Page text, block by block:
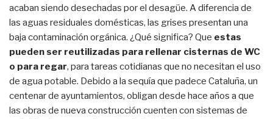
acaban siendo desechadas por el desagüe. A diferencia de
las aguas residuales domésticas, las grises presentan una
baja contaminación orgánica. ¿Qué significa? Que estas
pueden ser reutilizadas para rellenar cisternas de WC
o para regar, para tareas cotidianas que no necesitan el uso
de agua potable. Debido a la sequía que padece Cataluña, un
centenar de ayuntamientos, obligan desde hace años a que
las obras de nueva construcción cuenten con sistemas de